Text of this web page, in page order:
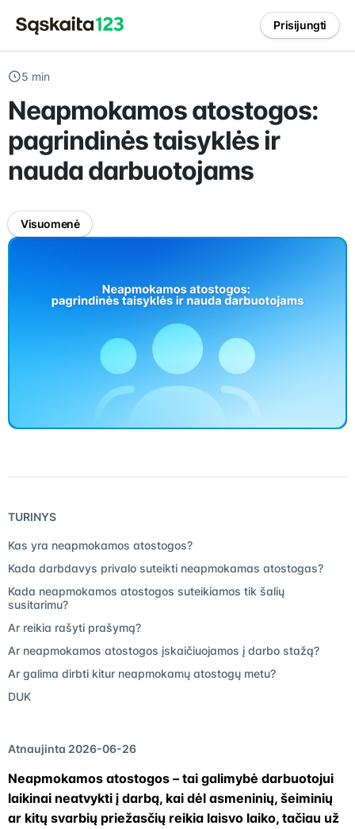
Prisijungti
5 min
Neapmokamos atostogos:
pagrindinės taisyklės ir
nauda darbuotojams
Visuomenė
TURINYS
Kas yra neapmokamos atostogos?
Kada darbdavys privalo suteikti neapmokamas atostogas?
Kada neapmokamos atostogos suteikiamos tik šalių
susitarimu?
Ar reikia rašyti prašymą?
Ar neapmokamos atostogos įskaičiuojamos į darbo stažą?
Ar galima dirbti kitur neapmokamų atostogų metu?
DUK
Atnaujinta 2026-06-26
Neapmokamos atostogos – tai galimybė darbuotojui
laikinai neatvykti į darbą, kai dėl asmeninių, šeiminių
ar kitų svarbių priežasčių reikia laisvo laiko, tačiau už